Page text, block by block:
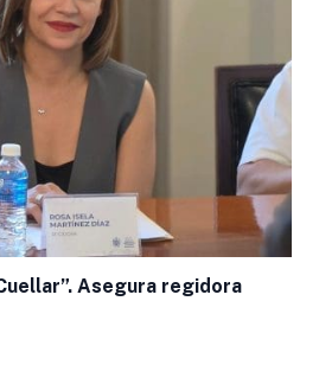
Asegura regidora